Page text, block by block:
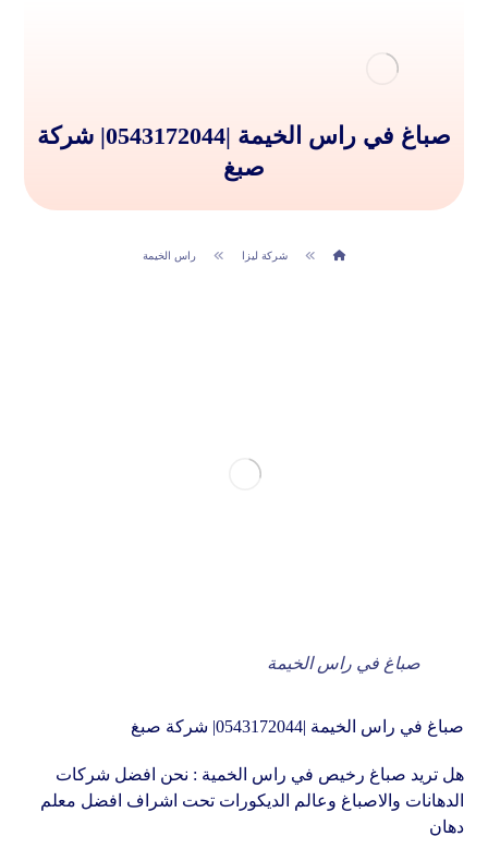
صباغ في راس الخيمة |0543172044| شركة
صبغ
شركة ليزا راس الخيمة
صباغ في راس الخيمة
صباغ في راس الخيمة |0543172044| شركة صبغ
هل تريد صباغ رخيص في راس الخمية : نحن افضل شركات
الدهانات والاصباغ وعالم الديكورات تحت اشراف افضل معلم
دهان